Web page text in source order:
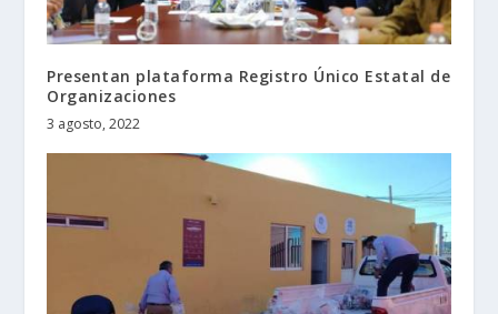
Presentan plataforma Registro Único Estatal de
Organizaciones
3 agosto, 2022